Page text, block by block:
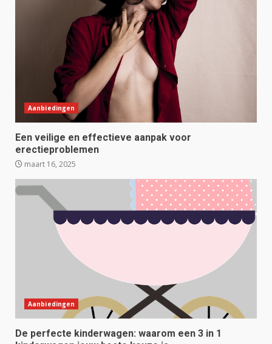
Aanbiedingen
Een veilige en effectieve aanpak voor
erectieproblemen
maart 16, 2025
Aanbiedingen
De perfecte kinderwagen: waarom een 3 in 1